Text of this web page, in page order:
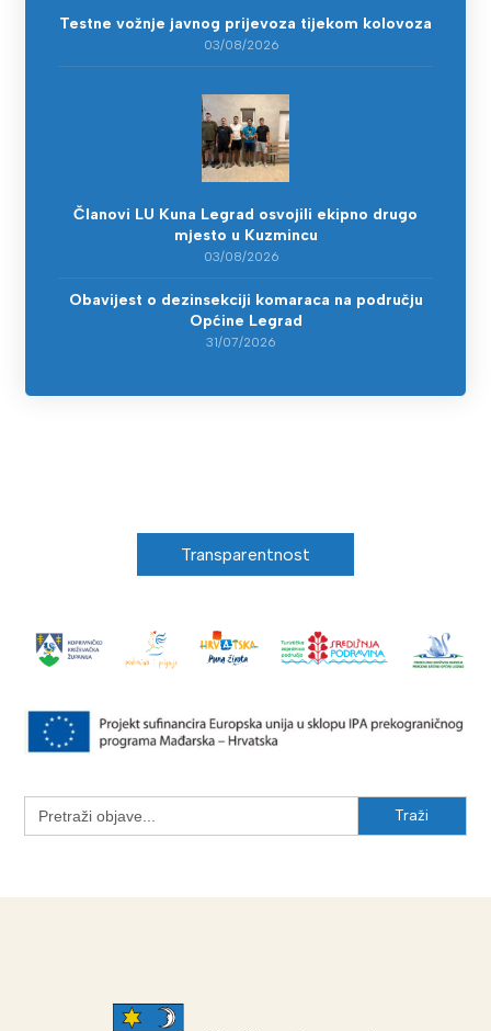
Testne vožnje javnog prijevoza tijekom kolovoza
03/08/2026
Članovi LU Kuna Legrad osvojili ekipno drugo
mjesto u Kuzmincu
03/08/2026
Obavijest o dezinsekciji komaraca na području
Općine Legrad
31/07/2026
Transparentnost
Search
for: